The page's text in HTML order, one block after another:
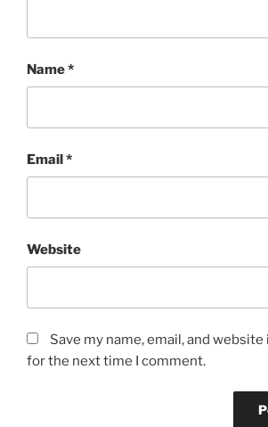
Name*
Email*
Website
Save my name, email, and
for the next time I comment.